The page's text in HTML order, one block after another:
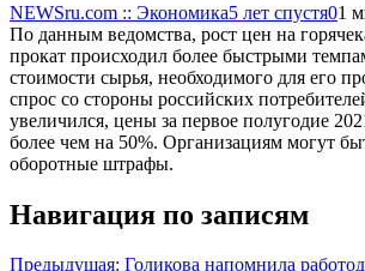
NEWSru.com :: Экономика5 лет спустя01
По данным ведомства, рост цен на
прокат происходил более быстрыми
стоимости сырья, необходимого для его
спрос со стороны российских
увеличился, цены за первое полугодие
более чем на 50%. Организациям могут
оборотные штрафы.
Навигация по записям
Предыдущая: Голикова напомнила